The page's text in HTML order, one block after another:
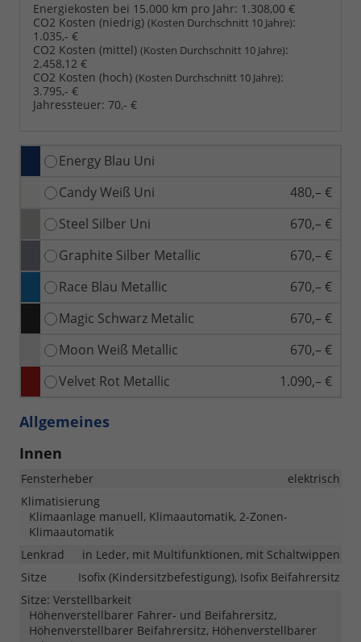
Energiekosten bei 15.000 km pro Jahr: 1.308,00 €
CO2 Kosten (niedrig) (Kosten Durchschnitt 10 Jahre):
1.035,- €
CO2 Kosten (mittel) (Kosten Durchschnitt 10 Jahre):
2.458,12 €
CO2 Kosten (hoch) (Kosten Durchschnitt 10 Jahre):
3.795,- €
Jahressteuer: 70,- €
Energy Blau Uni
Candy Weiß Uni
480,– €
Steel Silber Uni
670,– €
Graphite Silber Metallic
670,– €
Race Blau Metallic
670,– €
Magic Schwarz Metalic
670,– €
Moon Weiß Metallic
670,– €
Velvet Rot Metallic
1.090,– €
Allgemeines
Innen
Fensterheber
elektrisch
Klimatisierung
Klimaanlage manuell, Klimaautomatik, 2-Zonen-
Klimaautomatik
Lenkrad
in Leder, mit Multifunktionen, mit Schaltwippen
Sitze
Isofix (Kindersitzbefestigung), Isofix Beifahrersitz
Sitze: Verstellbarkeit
Höhenverstellbarer Fahrer- und Beifahrersitz,
Höhenverstellbarer Beifahrersitz, Höhenverstellbarer